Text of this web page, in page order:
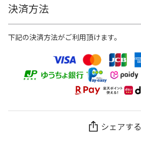
決済方法
下記の決済方法がご利用頂けます。
シェアする